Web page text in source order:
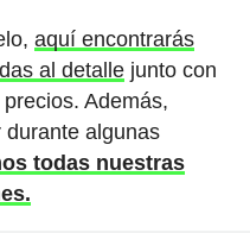
aquí encontrarás
al detallejunto con
Además,
algunas
todas nuestras